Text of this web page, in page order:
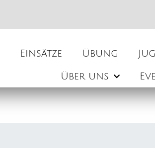
Einsätze Übung
Über uns